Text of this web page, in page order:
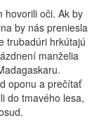
hovorili oči. Ak by
by nás preniesla
trubadúri hrkútajú
manželia
oponu a prečítať
do tmavého lesa,